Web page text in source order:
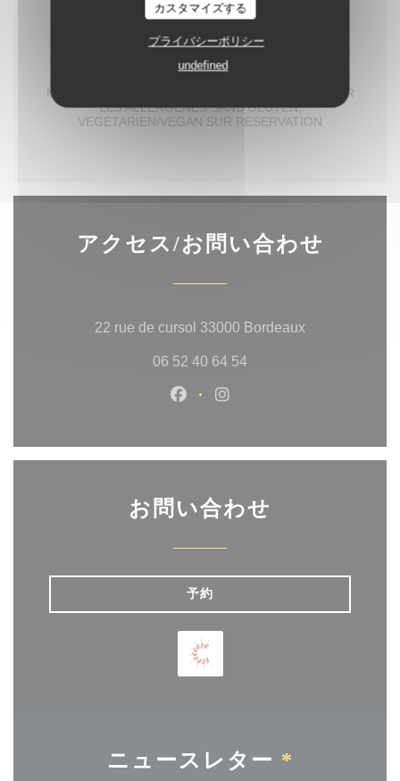
カスタマイズする
プライバシーポリシー
undefined
MENU A PARTIR DU 29 JUILLET 2026
MENU UNIQUE POUR TOUTE LA TABLE DEMANDER
LES ALLERGENES SANS GLUTEN,
VEGETARIEN/VEGAN SUR RESERVATION
アクセス/お問い合わせ
22 rue de cursol 33000 Bordeaux((新しいウィ
06 52 40 64 54
Facebook ((新しいウィンドウ
お問い合わせ
予約
ニュースレター *